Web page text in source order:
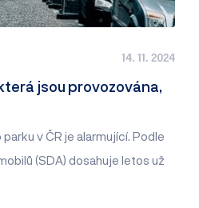
14. 11. 2024
jsou provozována,
v ČR je alarmující. Podle
(SDA) dosahuje letos už